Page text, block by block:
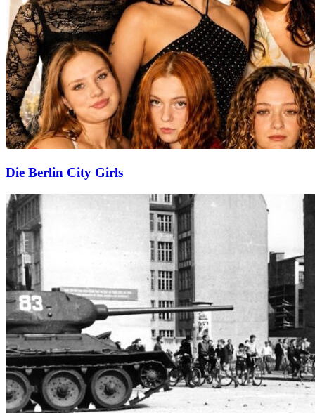
Die Berlin City Girls